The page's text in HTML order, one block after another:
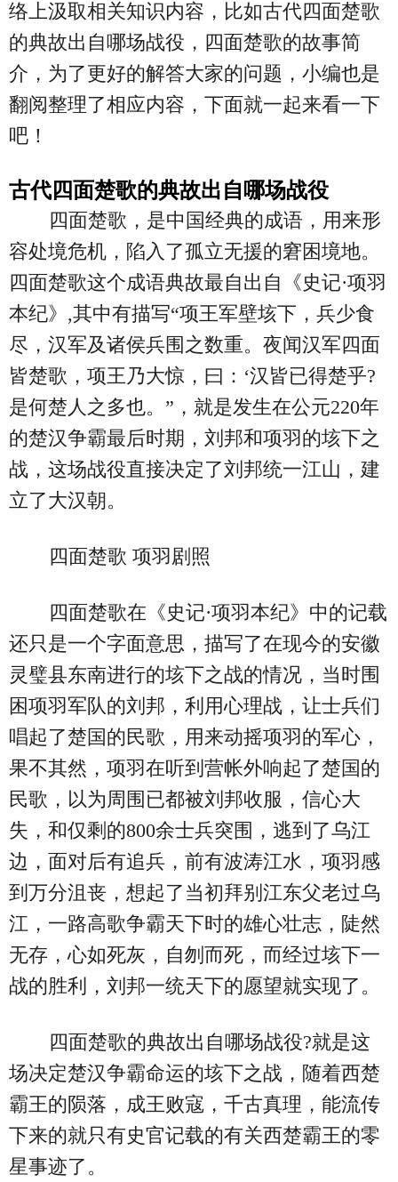
络上汲取相关知识内容，比如古代四面楚歌
的典故出自哪场战役，四面楚歌的故事简
介，为了更好的解答大家的问题，小编也是
翻阅整理了相应内容，下面就一起来看一下
吧！
古代四面楚歌的典故出自哪场战役
四面楚歌，是中国经典的成语，用来形
容处境危机，陷入了孤立无援的窘困境地。
四面楚歌这个成语典故最自出自《史记·项羽
本纪》,其中有描写“项王军壁垓下，兵少食
尽，汉军及诸侯兵围之数重。夜闻汉军四面
皆楚歌，项王乃大惊，曰：‘汉皆已得楚乎?
是何楚人之多也。”，就是发生在公元220年
的楚汉争霸最后时期，刘邦和项羽的垓下之
战，这场战役直接决定了刘邦统一江山，建
立了大汉朝。
四面楚歌 项羽剧照
四面楚歌在《史记·项羽本纪》中的记载
还只是一个字面意思，描写了在现今的安徽
灵璧县东南进行的垓下之战的情况，当时围
困项羽军队的刘邦，利用心理战，让士兵们
唱起了楚国的民歌，用来动摇项羽的军心，
果不其然，项羽在听到营帐外响起了楚国的
民歌，以为周围已都被刘邦收服，信心大
失，和仅剩的800余士兵突围，逃到了乌江
边，面对后有追兵，前有波涛江水，项羽感
到万分沮丧，想起了当初拜别江东父老过乌
江，一路高歌争霸天下时的雄心壮志，陡然
无存，心如死灰，自刎而死，而经过垓下一
战的胜利，刘邦一统天下的愿望就实现了。
四面楚歌的典故出自哪场战役?就是这
场决定楚汉争霸命运的垓下之战，随着西楚
霸王的陨落，成王败寇，千古真理，能流传
下来的就只有史官记载的有关西楚霸王的零
星事迹了。